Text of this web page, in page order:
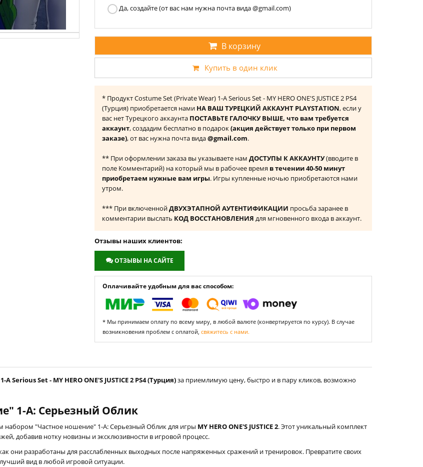
Да, создайте (от вас нам нужна почта вида @gmail.com)
В корзину
Купить в один клик
* Продукт Costume Set (Private Wear) 1-A Serious Set - MY HERO ONE'S JUSTICE 2 PS4
(Турция) приобретается нами НА ВАШ ТУРЕЦКИЙ АККАУНТ PLAYSTATION, если у
вас нет Турецкого аккаунта ПОСТАВЬТЕ ГАЛОЧКУ ВЫШЕ, что вам требуется
аккаунт, создадим бесплатно в подарок(акция действует только при первом
заказе), от вас нужна почта вида@gmail.com.
** При оформлении заказа вы указываете нам ДОСТУПЫ К АККАУНТУ(вводите в
поле Комментарий) на который мы в рабочее время в течении 40-50 минут
приобретаем нужные вам игры. Игры купленные ночью приобретаются нами
утром.
*** При включеннойДВУХЭТАПНОЙ АУТЕНТИФИКАЦИИ просьба заранее в
комментарии выслать КОД ВОССТАНОВЛЕНИЯ для мгновенного входа в аккаунт.
Отзывы наших клиентов:
ОТЗЫВЫ НА САЙТЕ
Оплачивайте удобным для вас способом:
* Мы принимаем оплату по всему миру, в любой валюте (конвертируется по курсу). В случае
возникновения проблем с оплатой, свяжитесь с нами.
Set - MY HERO ONE'S JUSTICE 2 PS4 (Турция)за приемлимую цену, быстро и в пару кликов, возможно
1-A: Серьезный Облик
набором "Частное ношение" 1-A: Серьезный Облик для игры MY HERO ONE'S JUSTICE 2. Этот уникальный комплект
добавив нотку новизны и эксклюзивности в игровой процесс.
они разработаны для расслабленных выходных после напряженных сражений и тренировок. Превратите своих
вид в любой игровой ситуации.